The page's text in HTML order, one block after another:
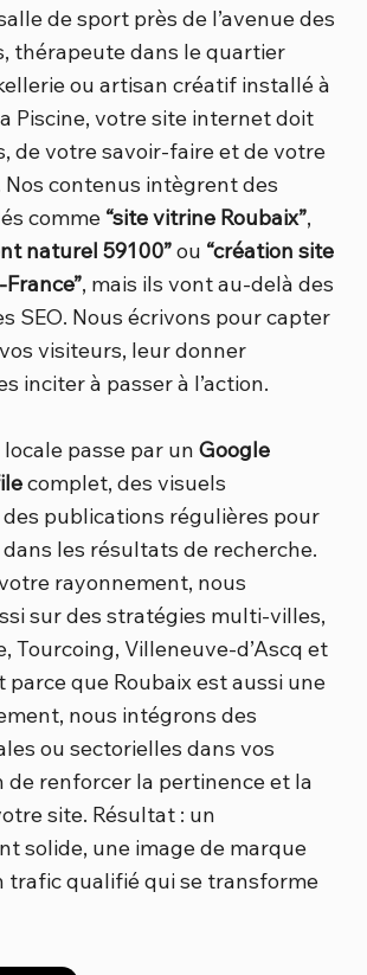
de sport près de l’avenue des
thérapeute dans le quartier
ou artisan créatif installé à
Piscine, votre site internet doit
de votre savoir-faire et de votre
Nos contenus intègrent des
comme “site vitrine Roubaix”,
naturel 59100”ou “création site
, mais ils vont au-delà des
SEO. Nous écrivons pour capter
visiteurs, leur donner
inciter à passer à l’action.
locale passe par un Google
complet, des visuels
publications régulières pour
les résultats de recherche.
rayonnement, nous
sur des stratégies multi-villes,
Tourcoing, Villeneuve-d’Ascq et
parce que Roubaix est aussi une
nous intégrons des
ou sectorielles dans vos
de renforcer la pertinence et la
site. Résultat : un
solide, une image de marque
trafic qualifié qui se transforme